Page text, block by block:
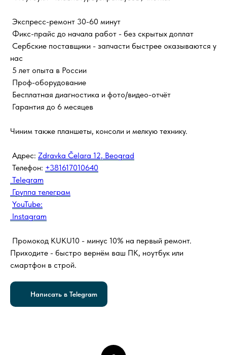
Экспресс-ремонт 30-60 минут
Фикс-прайс до начала работ - без скрытых доплат
Сербские поставщики - запчасти быстрее оказываются у
нас
5 лет опыта в России
Проф-оборудование
Бесплатная диагностика и фото/видео-отчёт
Гарантия до 6 месяцев
Чиним также планшеты, консоли и мелкую технику.
Адрес: Zdravka Čelara 12, Beograd
Телефон: +381617010640
Telegram
Группа телеграм
YouTube:
Instagram
Промокод KUKU10 - минус 10% на первый ремонт.
Приходите - быстро вернём ваш ПК, ноутбук или
смартфон в строй.
Написать в Telegram